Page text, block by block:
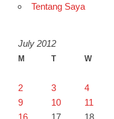
Tentang Saya
July 2012
M T W
2
3 4
9
10 11